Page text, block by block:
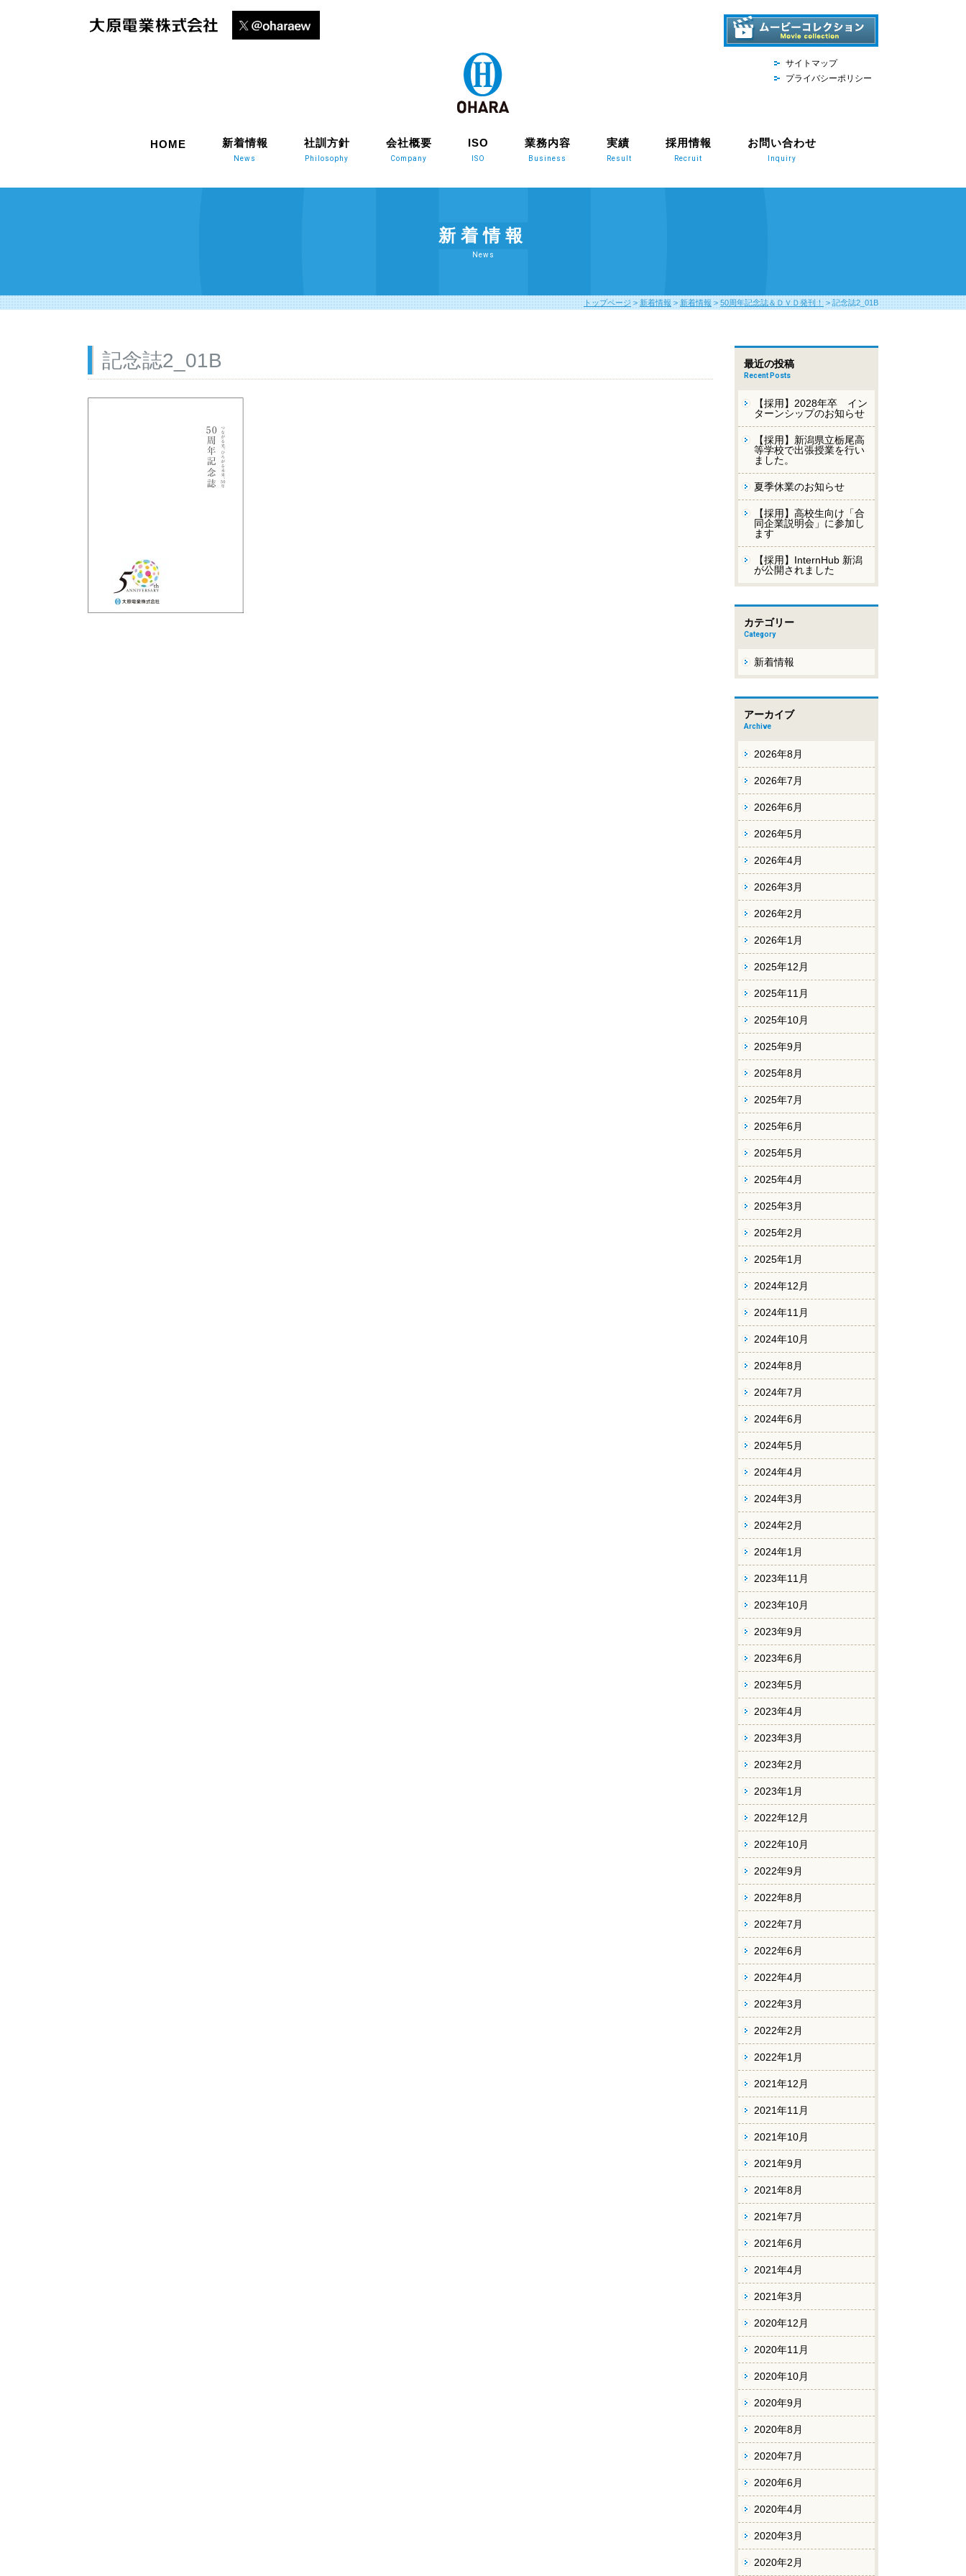
サイトマップ
プライバシーポリシー
HOME 新着情報
News
社訓方針
Philosophy
会社概要
Company
ISO
ISO
業務内容
Business
実績
Result
採用情報
Recruit
お問い合わせ
Inquiry
新着情報
News
トップページ > 新着情報 > 新着情報 > 50周年記念誌＆ＤＶＤ発刊！ > 記念誌2_01B
記念誌2_01B 最近の投稿
Recent Posts
【採用】2028年卒 イン
ターンシップのお知らせ
【採用】新潟県立栃尾高
等学校で出張授業を行い
ました。
夏季休業のお知らせ
【採用】高校生向け「合
同企業説明会」に参加し
ます
【採用】InternHub 新潟
が公開されました
カテゴリー
Category
新着情報
アーカイブ
Archive
2026年8月
2026年7月
2026年6月
2026年5月
2026年4月
2026年3月
2026年2月
2026年1月
2025年12月
2025年11月
2025年10月
2025年9月
2025年8月
2025年7月
2025年6月
2025年5月
2025年4月
2025年3月
2025年2月
2025年1月
2024年12月
2024年11月
2024年10月
2024年8月
2024年7月
2024年6月
2024年5月
2024年4月
2024年3月
2024年2月
2024年1月
2023年11月
2023年10月
2023年9月
2023年6月
2023年5月
2023年4月
2023年3月
2023年2月
2023年1月
2022年12月
2022年10月
2022年9月
2022年8月
2022年7月
2022年6月
2022年4月
2022年3月
2022年2月
2022年1月
2021年12月
2021年11月
2021年10月
2021年9月
2021年8月
2021年7月
2021年6月
2021年4月
2021年3月
2020年12月
2020年11月
2020年10月
2020年9月
2020年8月
2020年7月
2020年6月
2020年4月
2020年3月
2020年2月